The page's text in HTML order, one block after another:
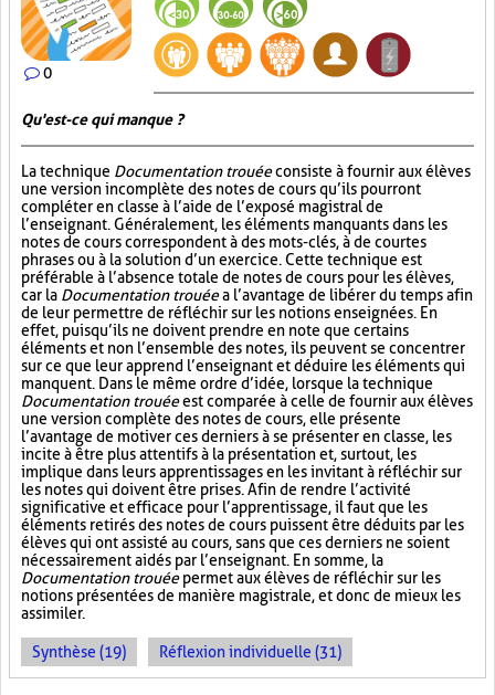
0
Qu'est-ce qui manque ?
La technique Documentation trouéeconsiste à fournir aux élèves
une version incomplète des notes de cours qu’ils pourront
compléter en classe à l’aide de l’exposé magistral de
l’enseignant. Généralement, les éléments manquants dans les
notes de cours correspondent à des mots-clés, à de courtes
phrases ou à la solution d’un exercice. Cette technique est
préférable à l’absence totale de notes de cours pour les élèves,
car la Documentation trouéea l’avantage de libérer du temps afin
de leur permettre de réfléchir sur les notions enseignées. En
effet, puisqu’ils ne doivent prendre en note que certains
éléments et non l’ensemble des notes, ils peuvent se concentrer
sur ce que leur apprend l’enseignant et déduire les éléments qui
manquent. Dans le même ordre d’idée, lorsque la technique
Documentation trouéeest comparée à celle de fournir aux élèves
une version complète des notes de cours, elle présente
l’avantage de motiver ces derniers à se présenter en classe, les
incite à être plus attentifs à la présentation et, surtout, les
implique dans leurs apprentissages en les invitant à réfléchir sur
les notes qui doivent être prises. Afin de rendre l’activité
significative et efficace pour l’apprentissage, il faut que les
éléments retirés des notes de cours puissent être déduits par les
élèves qui ont assisté au cours, sans que ces derniers ne soient
nécessairement aidés par l’enseignant. En somme, la
Documentation trouéepermet aux élèves de réfléchir sur les
notions présentées de manière magistrale, et donc de mieux les
assimiler.
Synthèse (19) Réflexion individuelle (31)